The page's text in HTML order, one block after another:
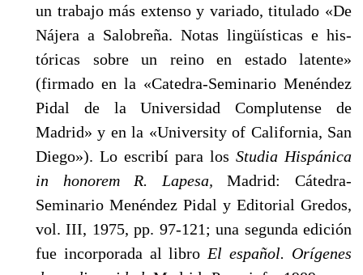
un trabajo más extenso y va­riado, titulado «De
Nájera a Salobreña. Notas lingüísticas e his­
tóricas sobre un reino en estado latente»
(firmado en la «Catedra-Seminario Menéndez
Pidal de la Universidad Complutense de
Madrid» y en la «University of California, San
Diego»). Lo escribí para los Studia Hispánica
in honorem R. Lapesa,Madrid: Cátedra-
Seminario Menéndez Pidal y Editorial Gredos,
vol. III, 1975, pp. 97-121; una segunda edición
fue incorporada al libro El español. Orígenes